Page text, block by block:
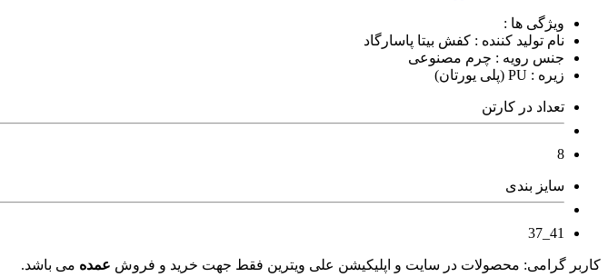
ویژگی ها :
نام تولید کننده : کفش بیتا پاسارگاد
جنس رویه : چرم مصنوعی
زیره : PU (پلی یورتان)
تعداد در کارتن
8
سایز بندی
41_37
کاربر گرامی: محصولات در سایت و اپلیکیشن علی ویترین فقط جهت خرید و فروش عمده می باشد.